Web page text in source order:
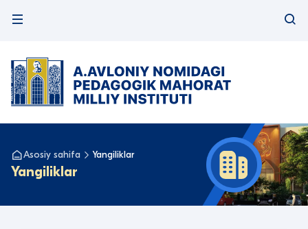
Asosiy sahifa Yangiliklar
Yangiliklar